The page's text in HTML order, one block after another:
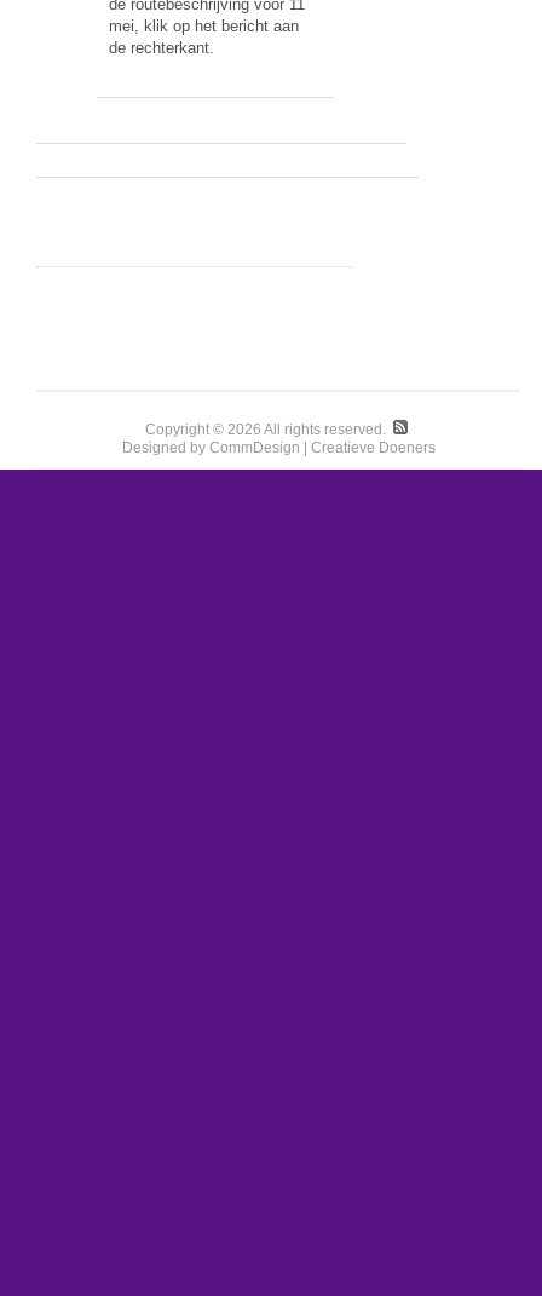
de routebeschrijving voor 11
mei, klik op het bericht aan
de rechterkant.
Copyright © 2026 All rights reserved.
Designed by CommDesign | Creatieve Doeners